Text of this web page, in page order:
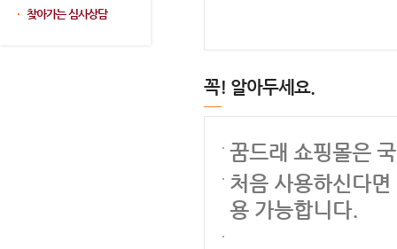
찾아가는 심사상담
꼭! 알아두세요.
꿈드래 쇼핑몰은
처음 사용하신다
용 가능합니다.